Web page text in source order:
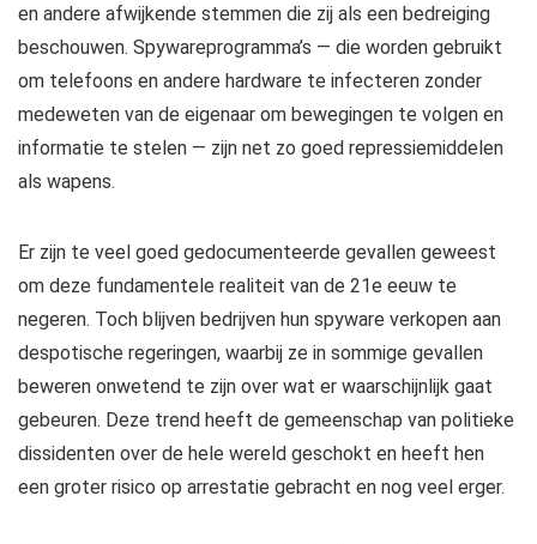
en andere afwijkende stemmen die zij als een bedreiging
beschouwen. Spywareprogramma’s — die worden gebruikt
om telefoons en andere hardware te infecteren zonder
medeweten van de eigenaar om bewegingen te volgen en
informatie te stelen — zijn net zo goed repressiemiddelen
als wapens.
Er zijn te veel goed gedocumenteerde gevallen geweest
om deze fundamentele realiteit van de 21e eeuw te
negeren. Toch blijven bedrijven hun spyware verkopen aan
despotische regeringen, waarbij ze in sommige gevallen
beweren onwetend te zijn over wat er waarschijnlijk gaat
gebeuren. Deze trend heeft de gemeenschap van politieke
dissidenten over de hele wereld geschokt en heeft hen
een groter risico op arrestatie gebracht en nog veel erger.